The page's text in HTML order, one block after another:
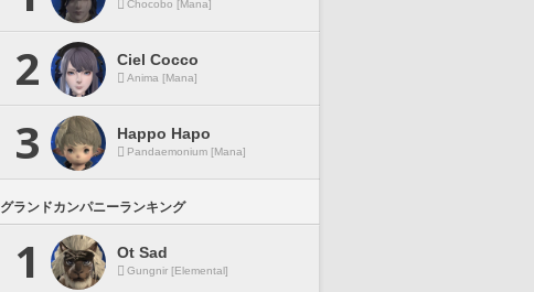
Chocobo [Mana]
2 Ciel Cocco
Anima [Mana]
3 Happo Hapo
Pandaemonium [Mana]
グランドカンパニーランキング
1 Ot Sad
Gungnir [Elemental]